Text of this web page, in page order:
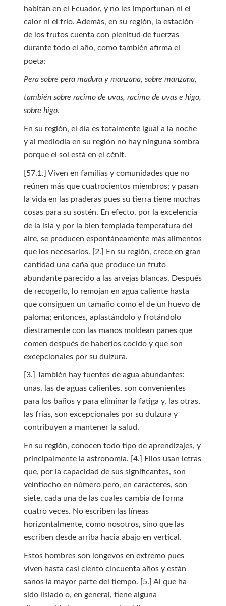
habitan en el Ecuador, y no les importunan ni el
calor ni el frío. Además, en su región, la estación
de los frutos cuenta con plenitud de fuerzas
durante todo el año, como también afirma el
poeta:
Pera sobre pera madura y manzana, sobre manzana,
también sobre racimo de uvas, racimo de uvas e higo,
sobre higo.
En su región, el día es totalmente igual a la noche
y al mediodía en su región no hay ninguna sombra
porque el sol está en el cénit.
[57.1.] Viven en familias y comunidades que no
reúnen más que cuatrocientos miembros; y pasan
la vida en las praderas pues su tierra tiene muchas
cosas para su sostén. En efecto, por la excelencia
de la isla y por la bien templada temperatura del
aire, se producen espontáneamente más alimentos
que los necesarios. [2.] En su región, crece en gran
cantidad una caña que produce un fruto
abundante parecido a las arvejas blancas. Después
de recogerlo, lo remojan en agua caliente hasta
que consiguen un tamaño como el de un huevo de
paloma; entonces, aplastándolo y frotándolo
diestramente con las manos moldean panes que
comen después de haberlos cocido y que son
excepcionales por su dulzura.
[3.] También hay fuentes de agua abundantes:
unas, las de aguas calientes, son convenientes
para los baños y para eliminar la fatiga y, las otras,
las frías, son excepcionales por su dulzura y
contribuyen a mantener la salud.
En su región, conocen todo tipo de aprendizajes, y
principalmente la astronomía. [4.] Ellos usan letras
que, por la capacidad de sus significantes, son
veintiocho en número pero, en caracteres, son
siete, cada una de las cuales cambia de forma
cuatro veces. No escriben las líneas
horizontalmente, como nosotros, sino que las
escriben desde arriba hacia abajo en vertical.
Estos hombres son longevos en extremo pues
viven hasta casi ciento cincuenta años y están
sanos la mayor parte del tiempo. [5.] Al que ha
sido lisiado o, en general, tiene alguna